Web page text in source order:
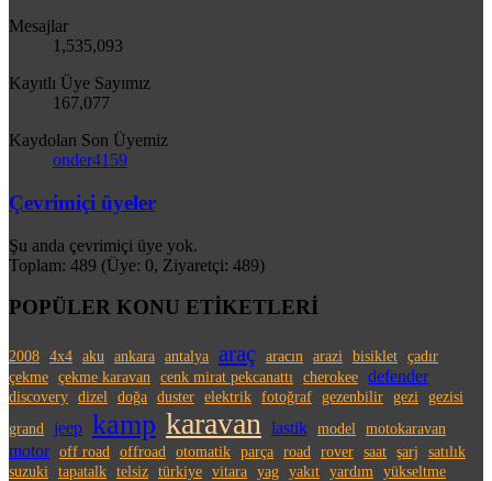
Mesajlar
1,535,093
Kayıtlı Üye Sayımız
167,077
Kaydolan Son Üyemiz
onder4159
Çevrimiçi üyeler
Şu anda çevrimiçi üye yok.
Toplam: 489 (Üye: 0, Ziyaretçi: 489)
POPÜLER KONU ETİKETLERİ
2008 4x4 aku ankara antalya araç aracın arazi bisiklet çadır
çekme çekme karavan cenk mirat pekcanattı cherokee defender
discovery dizel doğa duster elektrik fotoğraf gezenbilir gezi
gezisi
grand
jeep kamp karavan lastik model motokaravan
motor off road offroad otomatik parça road rover saat şarj
satılık
suzuki
tapatalk telsiz türkiye vitara yag yakıt yardım yükseltme